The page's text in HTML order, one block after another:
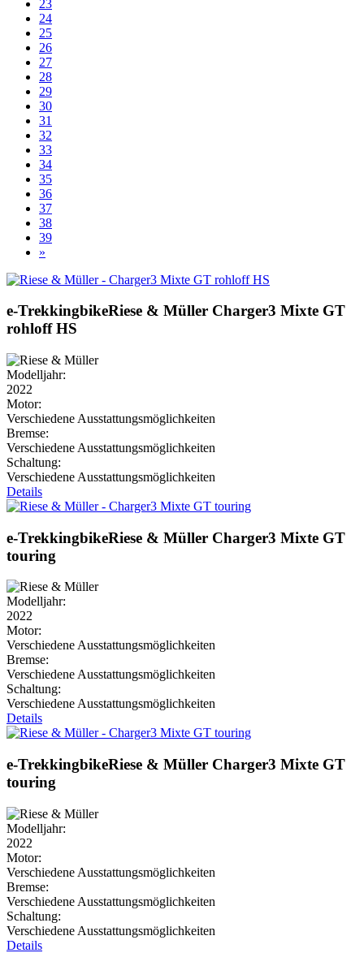
23
24
25
26
27
28
29
30
31
32
33
34
35
36
37
38
39
»
e-TrekkingbikeRiese & Müller Charger3 Mixte GT
rohloff HS
Modelljahr:
2022
Motor:
Verschiedene Ausstattungsmöglichkeiten
Bremse:
Verschiedene Ausstattungsmöglichkeiten
Schaltung:
Verschiedene Ausstattungsmöglichkeiten
Details
e-TrekkingbikeRiese & Müller Charger3 Mixte GT
touring
Modelljahr:
2022
Motor:
Verschiedene Ausstattungsmöglichkeiten
Bremse:
Verschiedene Ausstattungsmöglichkeiten
Schaltung:
Verschiedene Ausstattungsmöglichkeiten
Details
e-TrekkingbikeRiese & Müller Charger3 Mixte GT
touring
Modelljahr:
2022
Motor:
Verschiedene Ausstattungsmöglichkeiten
Bremse:
Verschiedene Ausstattungsmöglichkeiten
Schaltung:
Verschiedene Ausstattungsmöglichkeiten
Details